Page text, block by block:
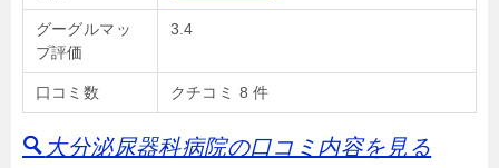
グーグルマッ
プ評価
3.4
口コミ数 クチコミ 8 件
大分泌尿器科病院の口コミ内容を見る